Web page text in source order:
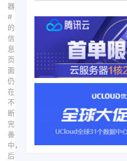
器
#
的
信
息
页
面
仍
在
不
断
完
善
中，
后